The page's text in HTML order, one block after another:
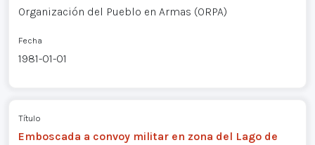
Organización del Pueblo en Armas (ORPA)
Fecha
1981-01-01
Título
Emboscada a convoy militar en zona del Lago de